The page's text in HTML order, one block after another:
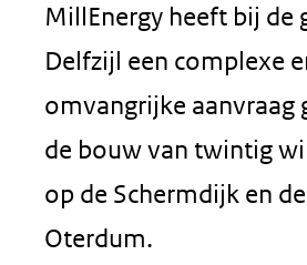
MillEnergy heeft bij de
Delfzijl een complexe
omvangrijke aanvraag
de bouw van twintig
op de Schermdijk en
Oterdum.